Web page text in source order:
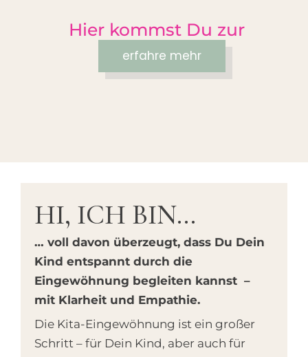
Hier kommst Du zur
Abkürzung:
erfahre mehr
HI, ICH BIN...
… voll davon überzeugt, dass Du Dein
Kind entspannt durch die
Eingewöhnung begleiten kannst –
mit Klarheit und Empathie.
Die Kita-Eingewöhnung ist ein großer
Schritt – für Dein Kind, aber auch für